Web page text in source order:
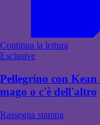
Continua la lettura
Esclusive
Pellegrino con
mago o c'è dell'altro
Rassegna stampa